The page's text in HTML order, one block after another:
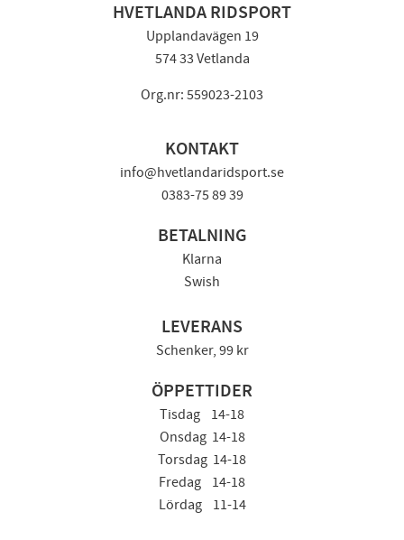
HVETLANDA RIDSPORT
Upplandavägen 19
574 33 Vetlanda
Org.nr: 559023-2103
KONTAKT
info@hvetlandaridsport.se
0383-75 89 39
BETALNING
Klarna
Swish
LEVERANS
Schenker, 99 kr
ÖPPETTIDER
Tisdag 14-18
Onsdag 14-18
Torsdag 14-18
Fredag 14-18
Lördag 11-14